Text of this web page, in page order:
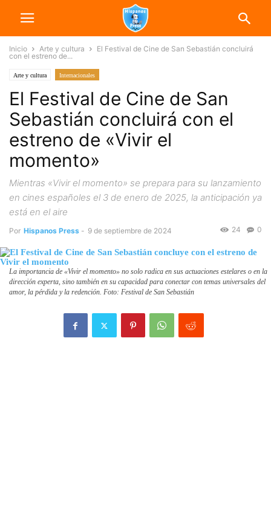
Inicio Arte y cultura
El Festival de Cine de San Sebastián concluirá
con el estreno de...
Arte y cultura Internacionales
El Festival de Cine de San
Sebastián concluirá con el
estreno de «Vivir el
momento»
Mientras «Vivir el momento» se prepara para su lanzamiento
en cines españoles el 3 de enero de 2025, la anticipación ya
está en el aire
Por Hispanos Press - 9 de septiembre de 2024 0
24
La importancia de «Vivir el momento» no solo radica en sus actuaciones estelares o en la
dirección experta, sino también en su capacidad para conectar con temas universales del
amor, la pérdida y la redención. Foto: Festival de San Sebastián